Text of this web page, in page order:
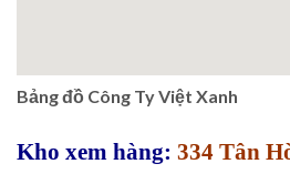
Bảng đồ Công Ty Việt Xanh
Kho xem hàng: 334 Tân